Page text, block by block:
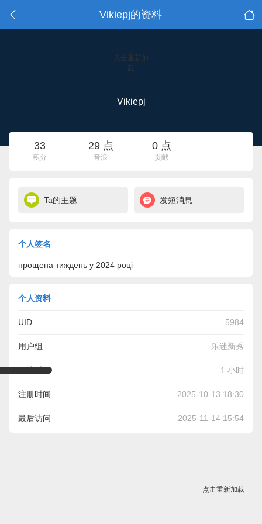
Vikiepj的资料
点击重新加
载
Vikiepj
33
积分
29 点
音浪
0 点
贡献
Ta的主题 发短消息
个人签名
прощена тиждень у 2024 році
个人资料
UID 5984
用户组 乐迷新秀
在线时间 1 小时
注册时间 2025-10-13 18:30
最后访问 2025-11-14 15:54
点击重新加载